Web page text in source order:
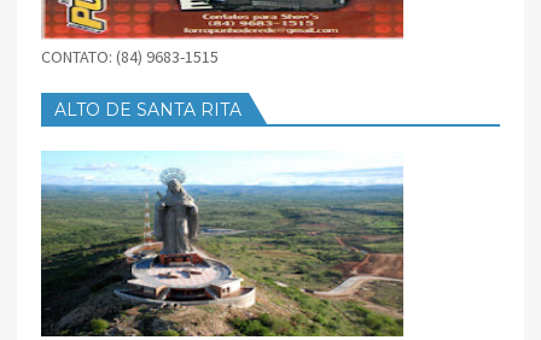
CONTATO: (84) 9683-1515
ALTO DE SANTA RITA